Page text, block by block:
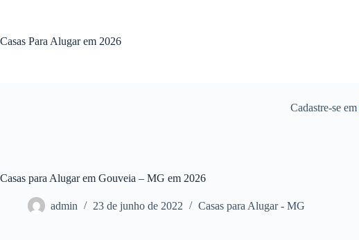
conteúdo
Casas Para Alugar em 2026
Cadastre-se em
Casas para Alugar em Gouveia – MG em 2026
admin 23 de junho de 2022 Casas para Alugar - MG